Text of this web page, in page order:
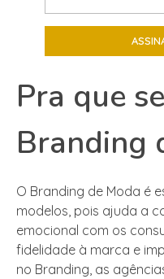
Pra que
Branding
O Branding de Moda é
modelos, pois ajuda a
emocional com os
fidelidade à marca e
no Branding, as